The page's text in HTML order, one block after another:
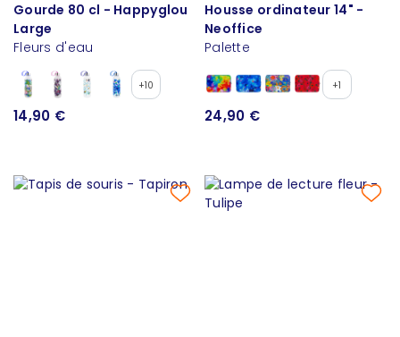
Gourde 80 cl - Happyglou
Large
Fleurs d'eau
+10
14,90 €
Housse ordinateur 14" -
Neoffice
Palette
+1
24,90 €